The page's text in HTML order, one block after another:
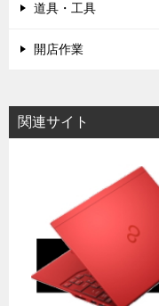
道具・工具
開店作業
関連サイト